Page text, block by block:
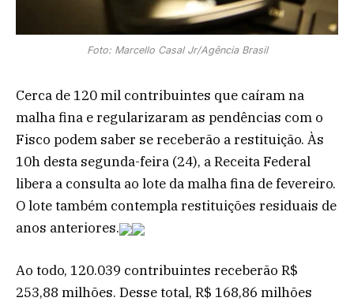
Foto: Marcello Casal Jr/Agência Brasil
Cerca de 120 mil contribuintes que caíram na
malha fina e regularizaram as pendências com o
Fisco podem saber se receberão a restituição. Às
10h desta segunda-feira (24), a Receita Federal
libera a consulta ao lote da malha fina de fevereiro.
O lote também contempla restituições residuais de
anos anteriores.
Ao todo, 120.039 contribuintes receberão R$
253,88 milhões. Desse total, R$ 168,86 milhões